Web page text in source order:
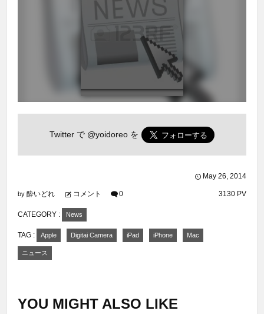
Twitter で @yoidoreo を
May 26, 2014
by 酔いどれ コメント 0 3130 PV
CATEGORY : News
TAG : Apple Digitai Camera iPad iPhone Mac
ニュース
YOU MIGHT ALSO LIKE